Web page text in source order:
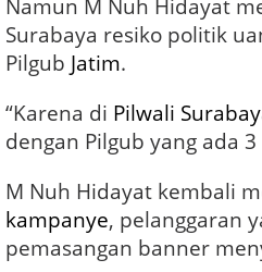
Namun M Nuh Hidayat
Surabaya resiko politik
Pilgub Jatim.
“Karena di Pilwali
dengan Pilgub yang ada
M Nuh Hidayat kembali
kampanye, pelanggaran
pemasangan banner